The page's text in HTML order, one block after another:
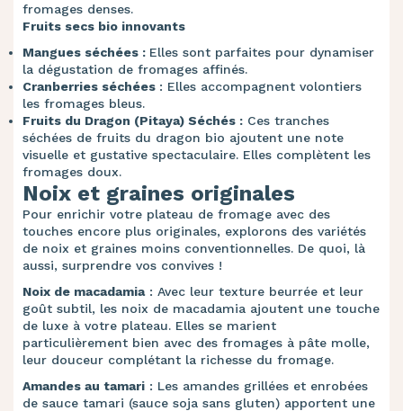
fromages denses.
Fruits secs bio innovants
Mangues séchées : Elles sont parfaites pour dynamiser
la dégustation de fromages affinés.
Cranberries séchées : Elles accompagnent volontiers
les fromages bleus.
Fruits du Dragon (Pitaya) Séchés : Ces tranches
séchées de fruits du dragon bio ajoutent une note
visuelle et gustative spectaculaire. Elles complètent les
fromages doux.
Noix et graines originales
Pour enrichir votre plateau de fromage avec des
touches encore plus originales, explorons des variétés
de noix et graines moins conventionnelles. De quoi, là
aussi, surprendre vos convives !
Noix de macadamia: Avec leur texture beurrée et leur
goût subtil, les noix de macadamia ajoutent une touche
de luxe à votre plateau. Elles se marient
particulièrement bien avec des fromages à pâte molle,
leur douceur complétant la richesse du fromage.
Amandes au tamari : Les amandes grillées et enrobées
de sauce tamari (sauce soja sans gluten) apportent une